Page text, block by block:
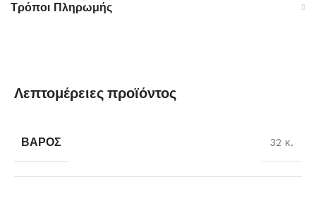
Τρόποι Πληρωμής
Λεπτομέρειες προϊόντος
ΒΆΡΟΣ 32 κ.